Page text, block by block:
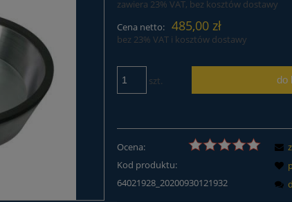
zawiera 23% VAT, bez kosztów dostawy
Cena netto: 485,00 zł
bez 23% VAT i kosztów dostawy
szt. do
Ocena:
Kod produktu:
64021928_20200930121932